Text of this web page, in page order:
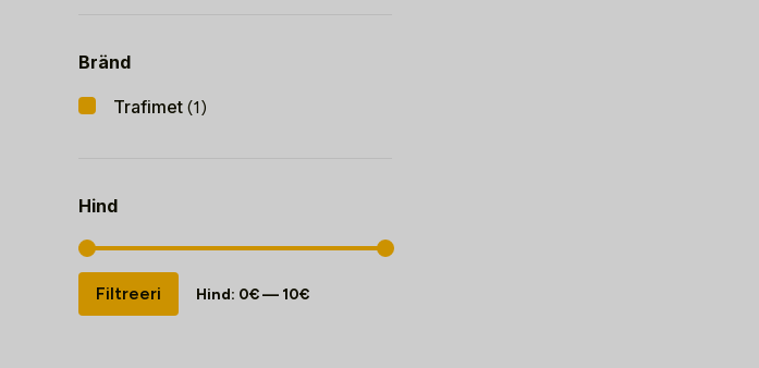
Bränd
Trafimet (1)
Hind
Minimaalne
hind
Maksimaalne
hind
Filtreeri Hind: 0€— 10€